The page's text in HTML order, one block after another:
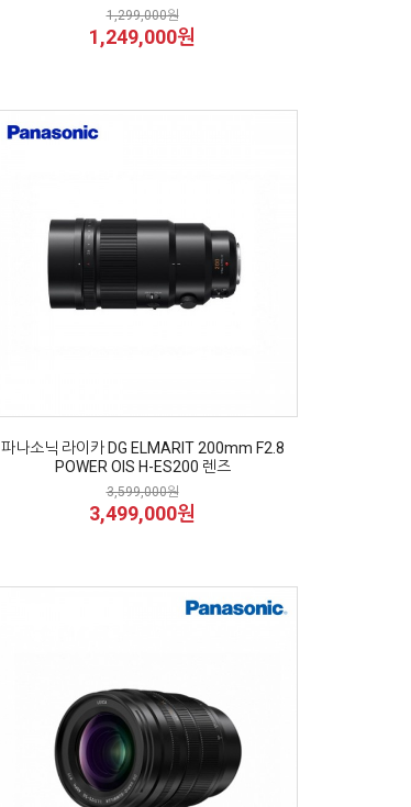
1,299,000원
1,249,000원
파나소닉 라이카 DG ELMARIT 200mm F2.8
POWER OIS H-ES200 렌즈
3,599,000원
3,499,000원